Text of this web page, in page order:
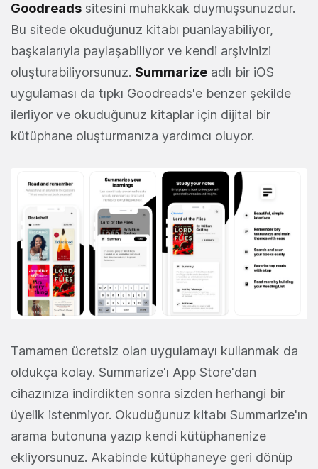
Goodreads sitesini muhakkak duymuşsunuzdur.
Bu sitede okuduğunuz kitabı puanlayabiliyor,
başkalarıyla paylaşabiliyor ve kendi arşivinizi
oluşturabiliyorsunuz. Summarize adlı bir iOS
uygulaması da tıpkı Goodreads'e benzer şekilde
ilerliyor ve okuduğunuz kitaplar için dijital bir
kütüphane oluşturmanıza yardımcı oluyor.
Tamamen ücretsiz olan uygulamayı kullanmak da
oldukça kolay. Summarize'ı App Store'dan
cihazınıza indirdikten sonra sizden herhangi bir
üyelik istenmiyor. Okuduğunuz kitabı Summarize'ın
arama butonuna yazıp kendi kütüphanenize
ekliyorsunuz. Akabinde kütüphaneye geri dönüp